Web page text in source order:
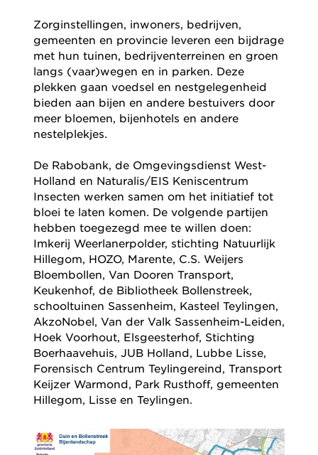
Zorginstellingen, inwoners, bedrijven,
gemeenten en provincie leveren een bijdrage
met hun tuinen, bedrijventerreinen en groen
langs (vaar)wegen en in parken. Deze
plekken gaan voedsel en nestgelegenheid
bieden aan bijen en andere bestuivers door
meer bloemen, bijenhotels en andere
nestelplekjes.
De Rabobank, de Omgevingsdienst West-
Holland en Naturalis/EIS Keniscentrum
Insecten werken samen om het initiatief tot
bloei te laten komen. De volgende partijen
hebben toegezegd mee te willen doen:
Imkerij Weerlanerpolder, stichting Natuurlijk
Hillegom, HOZO, Marente, C.S. Weijers
Bloembollen, Van Dooren Transport,
Keukenhof, de Bibliotheek Bollenstreek,
schooltuinen Sassenheim, Kasteel Teylingen,
AkzoNobel, Van der Valk Sassenheim-Leiden,
Hoek Voorhout, Elsgeesterhof, Stichting
Boerhaavehuis, JUB Holland, Lubbe Lisse,
Forensisch Centrum Teylingereind, Transport
Keijzer Warmond, Park Rusthoff, gemeenten
Hillegom, Lisse en Teylingen.